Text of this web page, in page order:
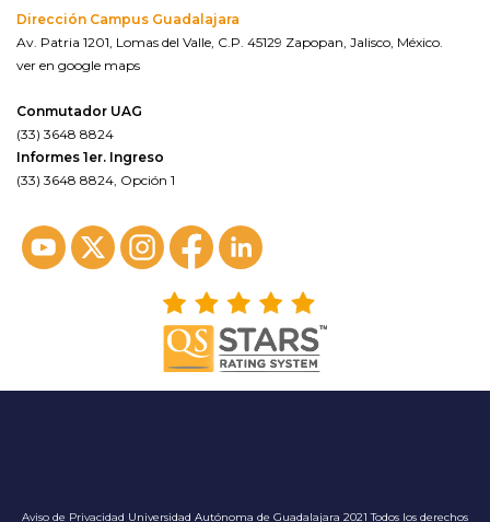
Dirección Campus Guadalajara
Av. Patria 1201, Lomas del Valle, C.P. 45129 Zapopan, Jalisco, México.
ver en google maps
Conmutador UAG
(33) 3648 8824
Informes 1er. Ingreso
(33) 3648 8824, Opción 1
Aviso de Privacidad Universidad Autónoma de Guadalajara 2021 Todos los derechos